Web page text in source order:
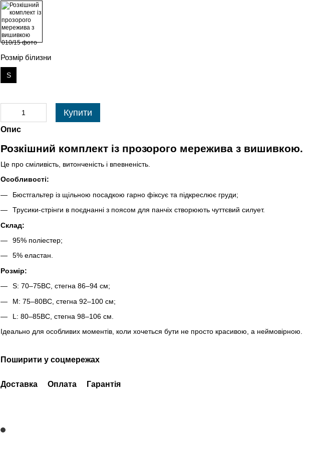
Розмір білизни
S
Купити
Опис
Розкішний комплект із прозорого мережива з вишивкою.
Це про сміливість, витонченість і впевненість.
Особливості:
Бюстгальтер із щільною посадкою гарно фіксує та підкреслює груди;
Трусики-стрінги в поєднанні з поясом для панчіх створюють чуттєвий силует.
Склад:
95% поліестер;
5% еластан.
Розмір:
S: 70–75BC, стегна 86–94 см;
M: 75–80BC, стегна 92–100 см;
L: 80–85BC, стегна 98–106 см.
Ідеально для особливих моментів, коли хочеться бути не просто красивою, а неймовірною.
Поширити у соцмережах
Доставка Оплата Гарантія